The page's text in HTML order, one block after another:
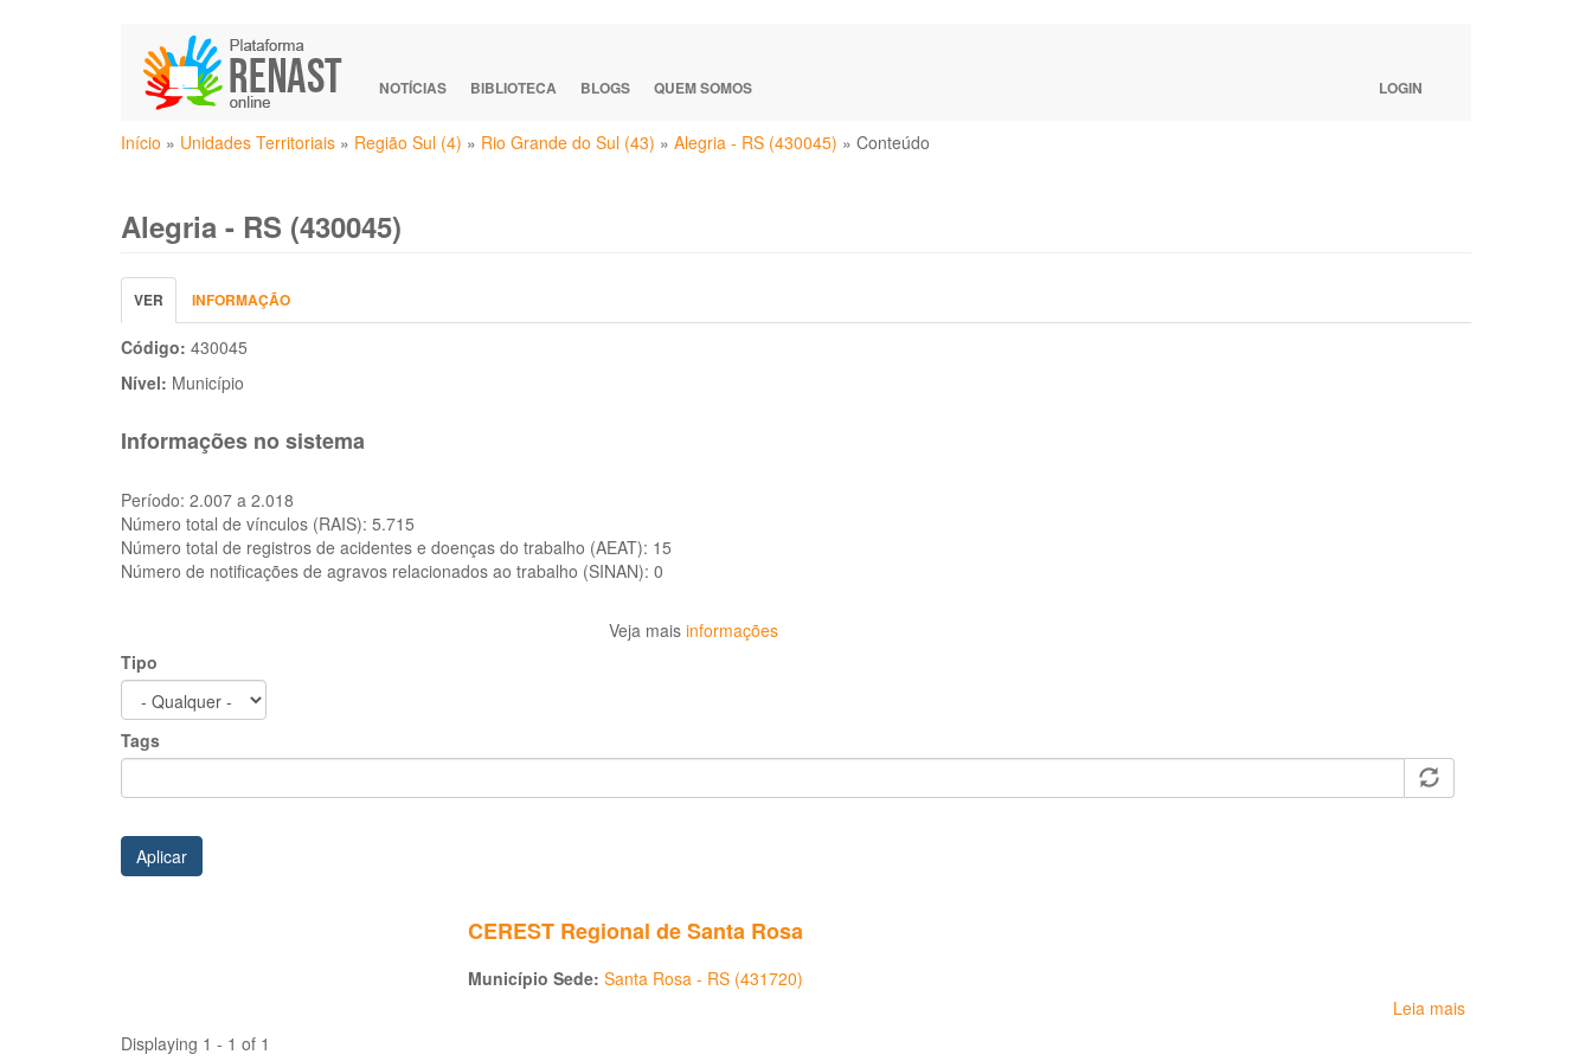
NOTÍCIAS BIBLIOTECA BLOGS QUEM SOMOS LOGIN
Você
Início » Unidades Territoriais » Região Sul (4) » Rio Grande do Sul (43) » Alegria - RS (430045) » Conteúdo
Alegria - RS (430045)
Abas
primárias
VER (ABA
ATIVA)
INFORMAÇÃO
Código: 430045
Nível: Município
Informações no sistema
Período: 2.007 a 2.018
Número total de vínculos (RAIS): 5.715
Número total de registros de acidentes e doenças do trabalho (AEAT): 15
Número de notificações de agravos relacionados ao trabalho (SINAN): 0
Veja mais informações
Tipo
Tags
Aplicar
CEREST Regional de Santa Rosa
Município Sede: Santa Rosa - RS (431720)
Leia mais
Displaying 1 - 1 of 1